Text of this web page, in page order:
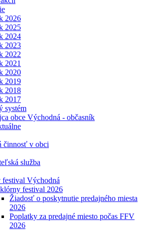
2026
2025
2024
2023
2022
2021
2020
2019
2018
2017
systém
obce Východná - občasník
činnosť v obci
služba
Východná
festival 2026
Žiadosť o poskytnutie predajného miesta
2026
Poplatky za predajné miesto počas FFV
2026